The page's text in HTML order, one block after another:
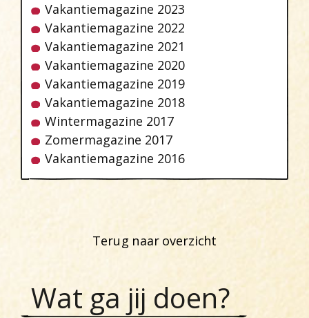
Terug naar overzicht
Vakantiemagazine 2023
Vakantiemagazine 2022
Vakantiemagazine 2021
Vakantiemagazine 2020
Vakantiemagazine 2019
Vakantiemagazine 2018
Wintermagazine 2017
Zomermagazine 2017
Vakantiemagazine 2016
Wat ga jij doen?